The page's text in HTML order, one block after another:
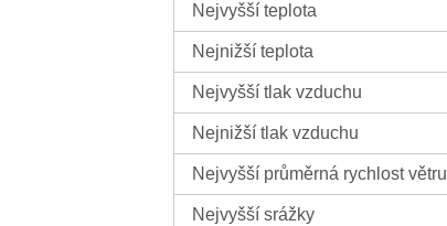
Nejvyšší teplota
Nejnižší teplota
Nejvyšší tlak vzduchu
Nejnižší tlak vzduchu
Nejvyšší průměrná rychlost větru
Nejvyšší srážky